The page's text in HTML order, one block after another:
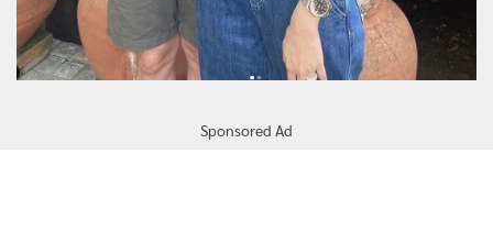
Sponsored Ad